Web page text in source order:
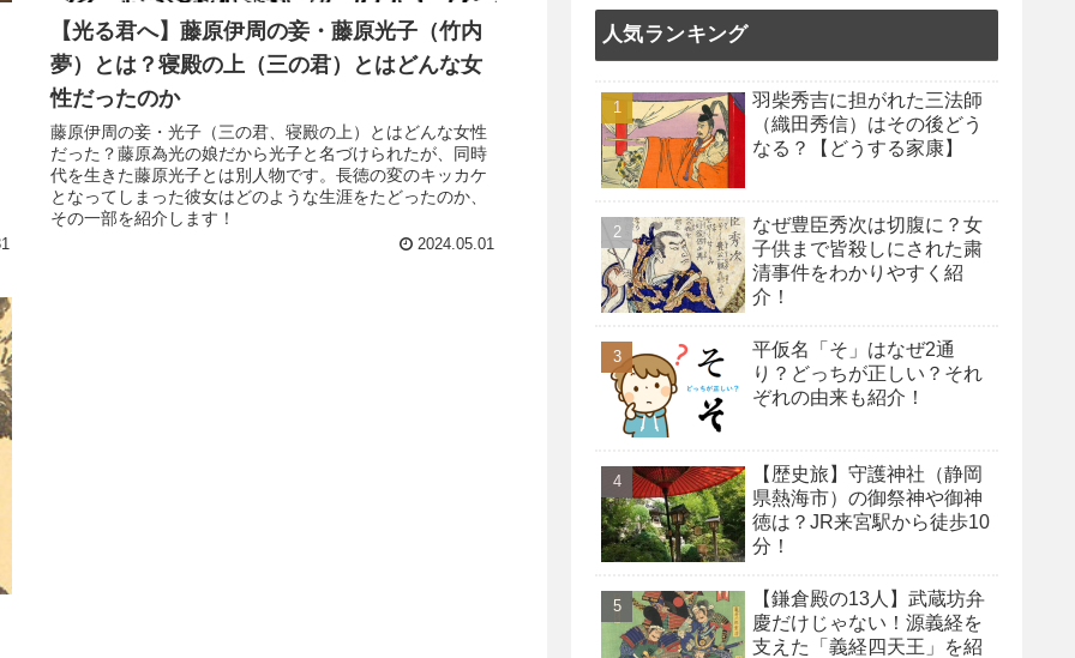
【光る君へ】藤原伊周の妾・藤原光子（竹内
夢）とは？寝殿の上（三の君）とはどんな女
性だったのか
藤原伊周の妾・光子（三の君、寝殿の上）とはどんな女性
だった？藤原為光の娘だから光子と名づけられたが、同時
代を生きた藤原光子とは別人物です。長徳の変のキッカケ
となってしまった彼女はどのような生涯をたどったのか、
その一部を紹介します！
2024.05.01
人気ランキング
羽柴秀吉に担がれた三法師
（織田秀信）はその後どう
なる？【どうする家康】
なぜ豊臣秀次は切腹に？女
子供まで皆殺しにされた粛
清事件をわかりやすく紹
介！
平仮名「そ」はなぜ2通
り？どっちが正しい？それ
ぞれの由来も紹介！
【歴史旅】守護神社（静岡
県熱海市）の御祭神や御神
徳は？JR来宮駅から徒歩10
分！
【鎌倉殿の13人】武蔵坊弁
慶だけじゃない！源義経を
支えた「義経四天王」を紹